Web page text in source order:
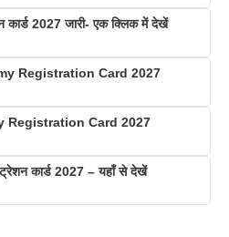
कार्ड 2027 जारी- एक क्लिक में देखें
Registration Card 2027
Registration Card 2027
कार्ड 2027 – यहाँ से देखें